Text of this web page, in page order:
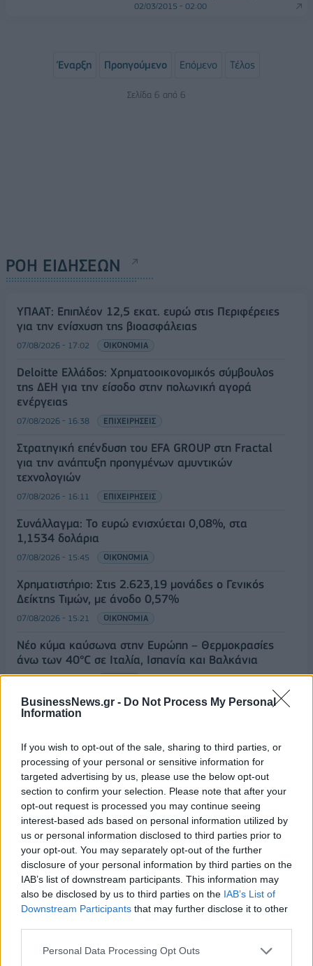
BusinessNews.gr - Do Not Process My Personal
Information
If you wish to opt-out of the sale, sharing to third parties, or
processing of your personal or sensitive information for
targeted advertising by us, please use the below opt-out
section to confirm your selection. Please note that after your
opt-out request is processed you may continue seeing
interest-based ads based on personal information utilized by
us or personal information disclosed to third parties prior to
your opt-out. You may separately opt-out of the further
disclosure of your personal information by third parties on the
IAB’s list of downstream participants. This information may
also be disclosed by us to third parties on the IAB’s List of
Downstream Participants that may further disclose it to other
Personal Data Processing Opt Outs
02/03/2015 - 02:00
Έναρξη Προηγούμενο Επόμενο Τέλος
Σελίδα 6 από 6
ΡΟΗ ΕΙΔΗΣΕΩΝ
ΥΠΑΑΤ: Επιπλέον 12,5 εκατ. ευρώ στις Περιφέρειες
για την ενίσχυση της βιοασφάλειας
07/08/2026 - 17:02 ΟΙΚΟΝΟΜΙΑ
Deloitte Ελλάδος: Χρηματοοικονομικός σύμβουλος
της ΔΕΗ για την είσοδο στην πολωνική αγορά
ενέργειας
07/08/2026 - 16:38 ΕΠΙΧΕΙΡΗΣΕΙΣ
Στρατηγική επένδυση του EFA GROUP στη Fractal
για την ανάπτυξη προηγμένων αμυντικών
τεχνολογιών
07/08/2026 - 16:11 ΕΠΙΧΕΙΡΗΣΕΙΣ
Συνάλλαγμα: Το ευρώ ενισχύεται 0,08%, στα
1,1534 δολάρια
07/08/2026 - 15:45 ΟΙΚΟΝΟΜΙΑ
Χρηματιστήριο: Στις 2.623,19 μονάδες ο Γενικός
Δείκτης Τιμών, με άνοδο 0,57%
07/08/2026 - 15:21 ΟΙΚΟΝΟΜΙΑ
Νέο κύμα καύσωνα στην Ευρώπη – Θερμοκρασίες
άνω των 40°C σε Ιταλία, Ισπανία και Βαλκάνια
07/08/2026 - 14:58 ΚΟΣΜΟΣ
Fourlis: Συμφωνία για την πώληση συμμετοχής στο
Sofia South Ring Mall έναντι 49,35 εκατ. ευρώ
ΥΠΠΟ: Επιχορηγήσεις 1.106.000 ευρώ για την
ενίσχυση των Πολυθεματικών Φεστιβάλ σε όλη την
Ελλάδα
07/08/2026 - 14:34 ΟΙΚΟΝΟΜΙΑ
Άρειος Πάγος- Ε. Μπακέλας: Δεν ανασύρεται από το
αρχείο η υπόθεση των υποκλοπών
07/08/2026 - 14:11 ΕΛΛΑΔΑ
Σαουδική Αραβία, Τουρκία και Πακιστάν
υπογράφουν κοινή αμυντική συμφωνία
ΟΛΕΣ ΟΙ ΕΙΔΗΣΕΙΣ